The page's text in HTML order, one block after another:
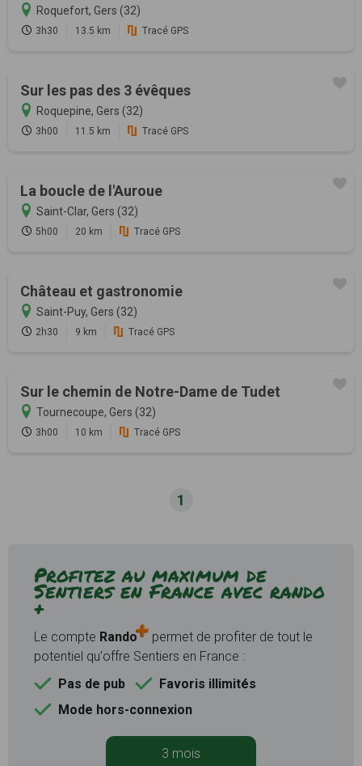
Roquefort, Gers (32)
3h30 13.5 km Tracé GPS
Sur les pas des 3 évêques
Roquepine, Gers (32)
3h00 11.5 km Tracé GPS
La boucle de l'Auroue
Saint-Clar, Gers (32)
5h00 20 km Tracé GPS
Château et gastronomie
Saint-Puy, Gers (32)
2h30 9 km Tracé GPS
Sur le chemin de Notre-Dame de Tudet
Tournecoupe, Gers (32)
3h00 10 km Tracé GPS
1
Profitez au maximum de
Sentiers en France avec rando
+
Le compte Rando
permet de profiter de tout le
potentiel qu'offre Sentiers en France :
Pas de pub
Favoris illimités
Mode hors-connexion
3 mois